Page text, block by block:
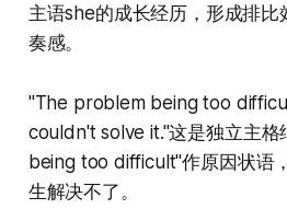
主语she的成长经历，形成排
奏感。
"The problem being too
couldn't solve it."这是独立主
being too difficult"作原因状语
生解决不了。